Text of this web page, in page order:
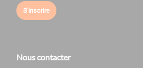
S'inscrire
Nous contacter